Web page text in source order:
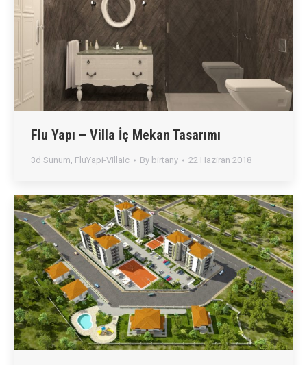
Flu Yapı – Villa İç Mekan Tasarımı
3d Sunum, FluYapi-VillaIc By birtany 22 Haziran 2018